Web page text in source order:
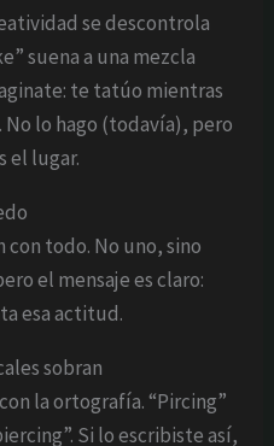
se descontrola
suena a una mezcla
te tatúo mientras
No lo hago (todavía), pero
el lugar.
con todo. No uno, sino
el mensaje es claro:
esa actitud.
sobran
la ortografía. “Pircing”
Si lo escribiste así,